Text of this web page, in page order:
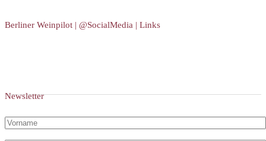
Berliner Weinpilot | @SocialMedia | Links
Newsletter